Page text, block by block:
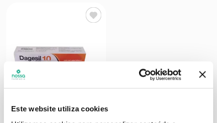
Este website utiliza cookies